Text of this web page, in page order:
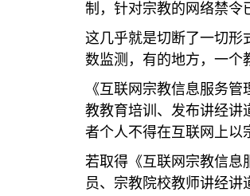
制，针对宗教的网络禁令
这几乎就是切断了一切形
数监测，有的地方，一个
《互联网宗教信息服务管
教教育培训、发布讲经讲
者个人不得在互联网上以
若取得《互联网宗教信息
员、宗教院校教师讲经